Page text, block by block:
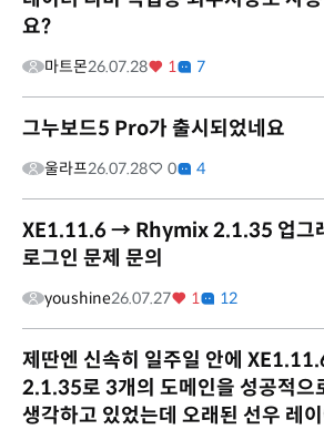
요?
마트몬26.07.28 1 7
그누보드5 Pro가 출시되었네요
울라프26.07.28 0 4
XE1.11.6 → Rhymix 2.1.35 업그
로그인 문제 문의
youshine26.07.27 1 12
제딴엔 신속히 일주일 안에
2.1.35로 3개의 도메인을 성공적으
생각하고 있었는데 오래된 선우 레